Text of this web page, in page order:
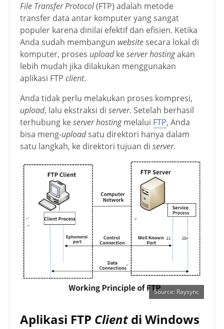
File Transfer Protocol(FTP) adalah metode
transfer data antar komputer yang sangat
populer karena dinilai efektif dan efisien. Ketika
Anda sudah membangun website secara lokal di
komputer, proses uploadkeserver hostingakan
lebih mudah jika dilakukan menggunakan
aplikasi FTP client.
Anda tidak perlu melakukan proses kompresi,
upload, lalu ekstraksi di server. Setelah berhasil
terhubung keserver hostingmelalui FTP, Anda
bisa meng-uploadsatu direktori hanya dalam
satu langkah, ke direktori tujuan di server.
Source: Raysync
Aplikasi FTP Clientdi Windows